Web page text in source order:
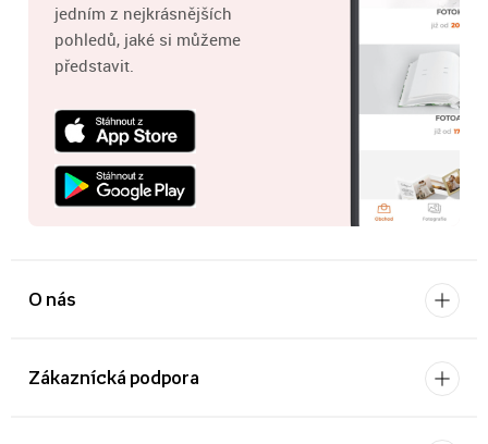
jedním z nejkrásnějších
pohledů, jaké si můžeme
představit.
O nás
Zákaznícká podpora